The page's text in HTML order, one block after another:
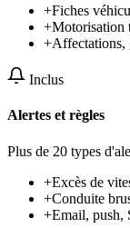
+Fiches
+Motorisation
+Affectations,
Inclus
Alertes et règles
Plus de 20 types
+Excès de
+Conduite
+Email, push,